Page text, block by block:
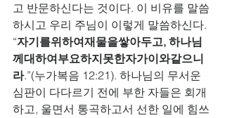
고 반문하신다는 것이다. 이 비유를 말씀
하시고 우리 주님이 이렇게 말씀하신다.
“자기를위하여재물을쌓아두고, 하나님
께대하여부요하지못한자가이와같으니
라.”(누가복음 12:21). 하나님의 무서운
심판이 다다르기 전에 부한 자들은 회개
하고, 울면서 통곡하고서 선한 일에 힘쓰